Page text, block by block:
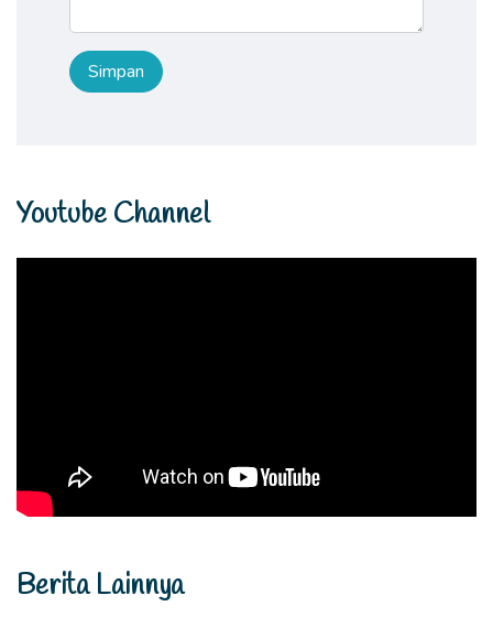
Youtube Channel
Berita Lainnya